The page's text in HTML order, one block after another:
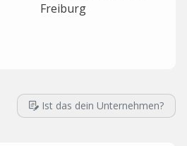
Freiburg
Ist das dein Unternehmen?